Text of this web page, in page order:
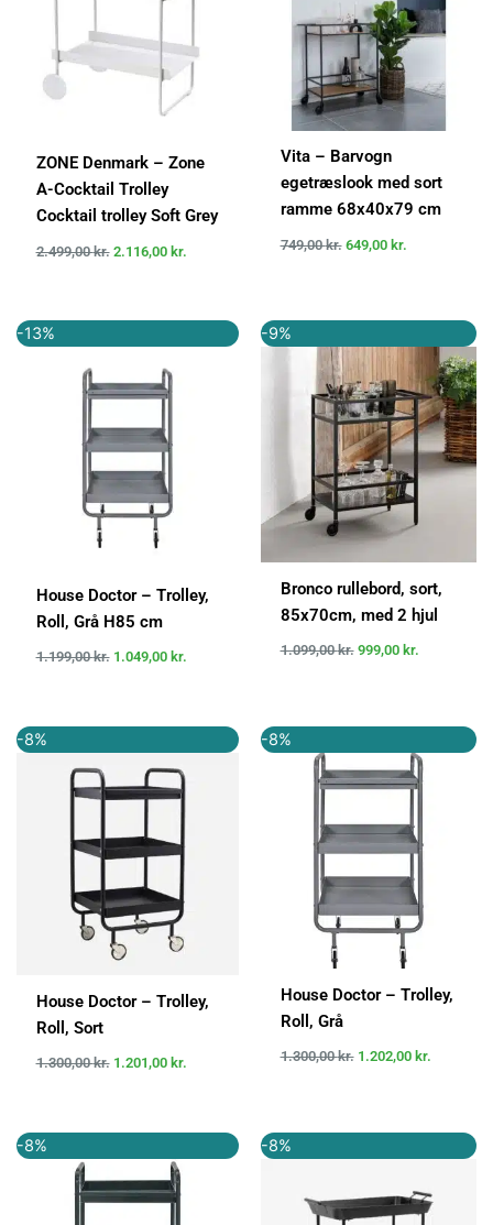
ZONE Denmark – Zone
A-Cocktail Trolley
Cocktail trolley Soft Grey
2.499,00kr. 2.116,00 kr.
Vita – Barvogn
egetræslook med sort
ramme 68x40x79 cm
749,00kr. 649,00 kr.
-13%
House Doctor – Trolley,
Roll, Grå H85 cm
1.199,00kr.
oprindelige
var:
1.199,00 kr..
1.049,00 kr.
aktuelle
-9%
Bronco rullebord, sort,
85x70cm, med 2 hjul
1.099,00kr.
oprindelige
pris
var:
1.099,00 kr..
999,00 kr.
aktuelle
pris
er:
999,00 kr..
-8%
House Doctor – Trolley,
Roll, Sort
1.300,00kr.
oprindelige
var:
1.300,00 kr..
1.201,00 kr.
aktuelle
-8%
House Doctor – Trolley,
Roll, Grå
1.300,00kr.
oprindelige
pris
var:
1.300,00 kr..
1.202,00 kr.
aktuelle
-8%
oprindelige
pris
var:
aktuelle
-8%
oprindelige
var:
2.625,00 kr..
aktuelle
er:
2.415,00